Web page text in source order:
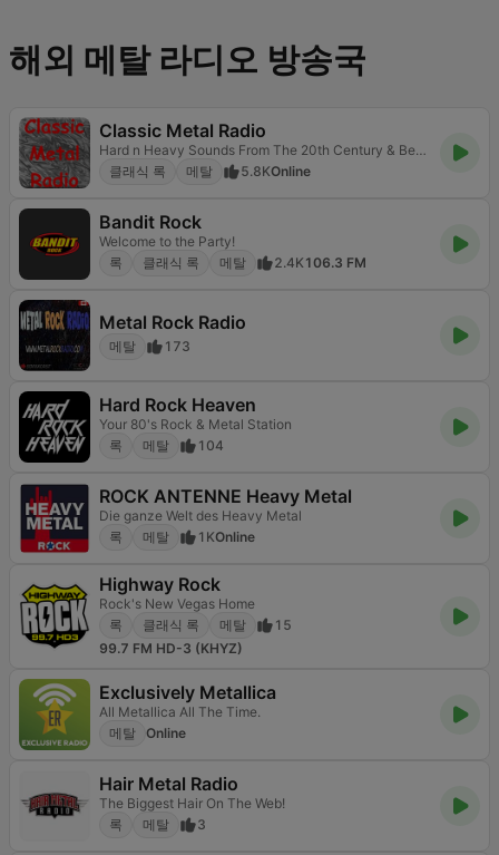
해외 메탈 라디오 방송국
Classic Metal Radio
Hard n Heavy Sounds From The 20th Century & Beyond
클래식 록
메탈 5.8KOnline
Bandit Rock
Welcome to the Party!
록
클래식 록 메탈 2.4K106.3 FM
Metal Rock Radio
메탈 173
Hard Rock Heaven
Your 80's Rock & Metal Station
록
메탈 104
ROCK ANTENNE Heavy Metal
Die ganze Welt des Heavy Metal
록
메탈 1KOnline
Highway Rock
Rock's New Vegas Home
록
클래식 록 메탈
15
99.7 FM HD-3 (KHYZ)
Exclusively Metallica
All Metallica All The Time.
메탈 Online
Hair Metal Radio
The Biggest Hair On The Web!
록
메탈 3